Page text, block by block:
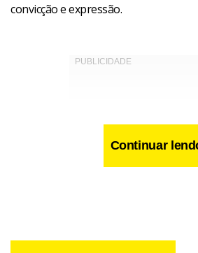
convicção e expressão.
Continuar